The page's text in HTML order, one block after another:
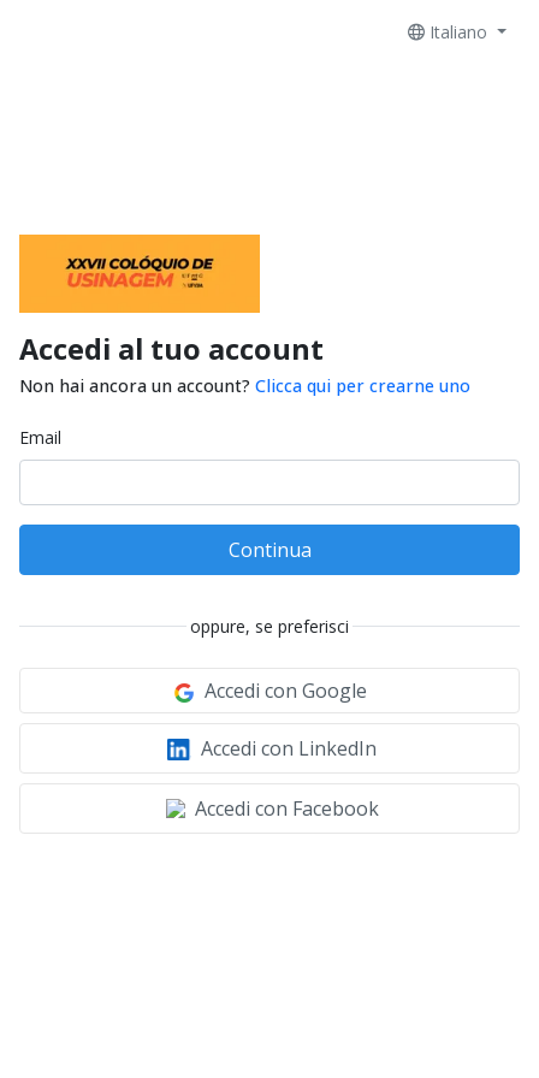
Italiano
Accedi al tuo account
Non hai ancora un account? Clicca qui per crearne uno
Email
Continua
oppure, se preferisci
Accedi con Google
Accedi con LinkedIn
Accedi con Facebook